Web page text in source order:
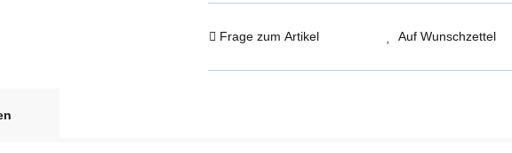
Frage zum Artikel Auf Wunschzettel